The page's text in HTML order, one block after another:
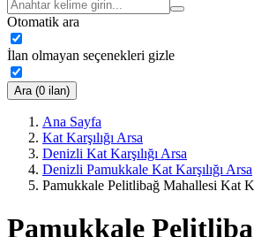
Otomatik ara
İlan olmayan seçenekleri gizle
Ara (0 ilan)
Ana Sayfa
Kat Karşılığı Arsa
Denizli Kat Karşılığı Arsa
Denizli Pamukkale Kat Karşılığı Arsa
Pamukkale Pelitlibağ Mahallesi Kat
Pamukkale